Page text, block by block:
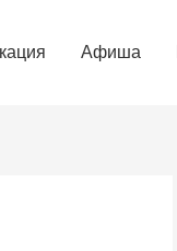
Афиша